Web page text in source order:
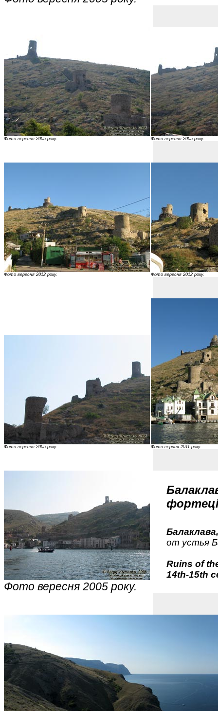
Фото вересня 2005 року. Фото вересня 2005 року.
Фото вересня 2012 року. Фото вересня 2012 року.
Фото вересня 2005 року. Фото серпня 2011 року.
Фото вересня 2005 року.
от устья
Ruins of
14th-15th